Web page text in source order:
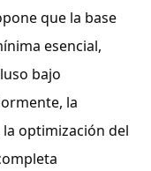
que la base
esencial,
bajo
la
optimización del